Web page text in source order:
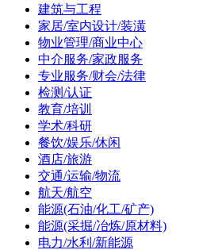
建筑与工程
家居/室内设计/装潢
物业管理/商业中心
中介服务/家政服务
专业服务/财会/法律
检测/认证
教育/培训
学术/科研
餐饮/娱乐/休闲
酒店/旅游
交通/运输/物流
航天/航空
能源(石油/化工/矿产)
能源(采掘/冶炼/原材料)
电力/水利/新能源